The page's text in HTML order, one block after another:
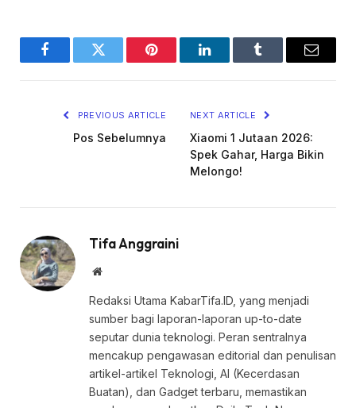
FacebookTwitter Pinterest LinkedInTumblr Email
PREVIOUS ARTICLE
Pos Sebelumnya
NEXT ARTICLE
Xiaomi 1 Jutaan 2026:
Spek Gahar, Harga Bikin
Melongo!
Tifa Anggraini
Website
Redaksi Utama KabarTifa.ID, yang menjadi
sumber bagi laporan-laporan up-to-date
seputar dunia teknologi. Peran sentralnya
mencakup pengawasan editorial dan penulisan
artikel-artikel Teknologi, AI (Kecerdasan
Buatan), dan Gadget terbaru, memastikan